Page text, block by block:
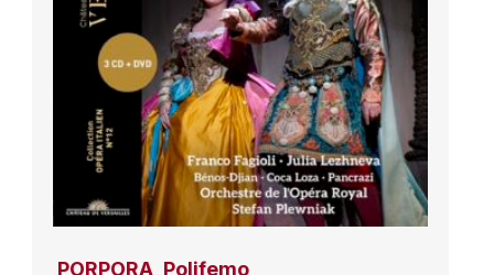
PORPORA, Polifemo